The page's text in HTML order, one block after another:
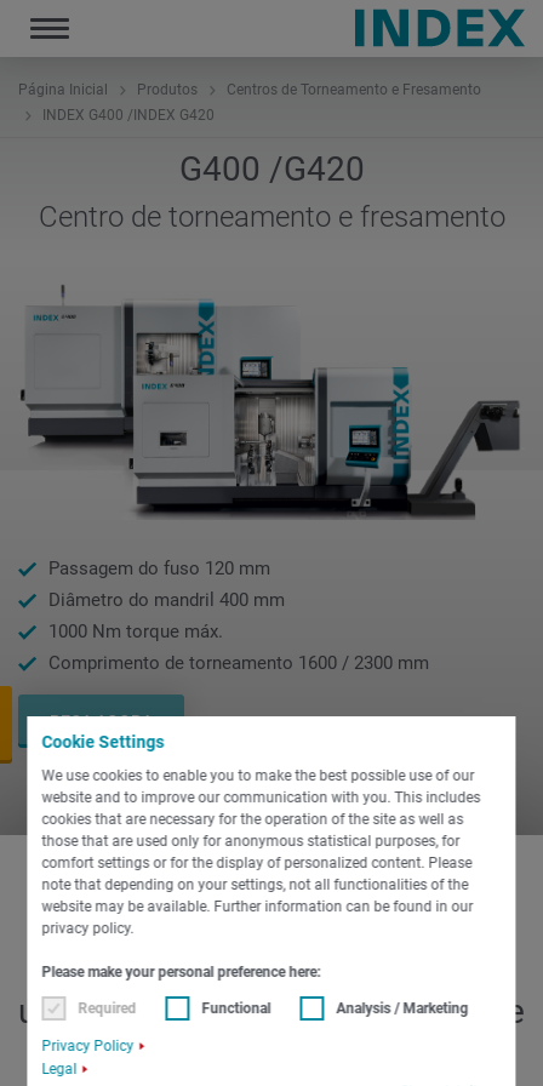
Cookie Settings
We use cookies to enable you to make the best possible use of our
website and to improve our communication with you. This includes
cookies that are necessary for the operation of the site as well as
those that are used only for anonymous statistical purposes, for
comfort settings or for the display of personalized content. Please
note that depending on your settings, not all functionalities of the
website may be available. Further information can be found in our
privacy policy.
Please make your personal preference here:
Required Functional Analysis / Marketing
Privacy Policy
Legal
Toggle
navigation
Página Inicial Produtos
Centros de Torneamento e Fresamento
INDEX G400 /INDEX G420
G400 /G420
Centro de torneamento e fresamento
Passagem do fuso 120 mm
Diâmetro do mandril 400 mm
1000 Nm torque máx.
Comprimento de torneamento 1600 / 2300 mm
PEÇA AGORA
O inovador centro de
torneamento e fresamento para
usinagem de alta performance de
peças de grande porte.